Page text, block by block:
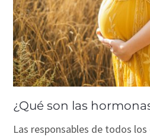
¿Qué son las
Las responsables de todos los